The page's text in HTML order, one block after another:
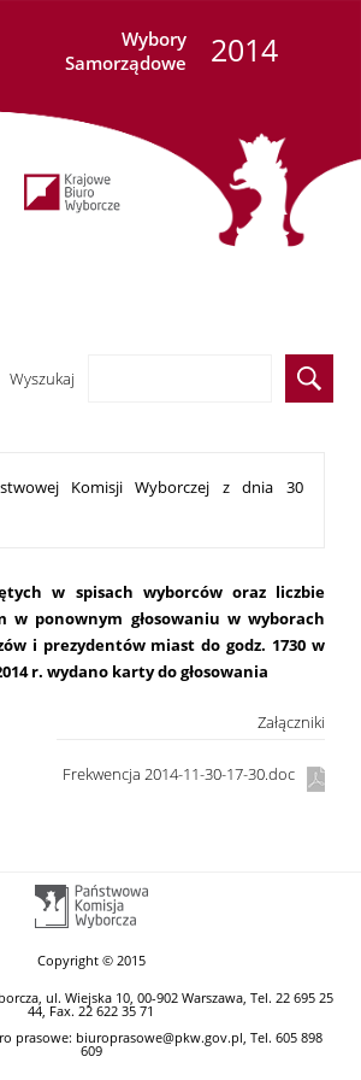
Wybory
Samorządowe
2014
Wyszukaj
Komisji Wyborczej z dnia 30
w spisach wyborców oraz liczbie
w ponownym głosowaniu w wyborach
i prezydentów miast do godz. 1730 w
r. wydano karty do głosowania
Załączniki
Frekwencja 2014-11-30-17-30.doc
Copyright © 2015
ul. Wiejska 10, 00-902 Warszawa, Tel. 22 695 25
44, Fax. 22 622 35 71
prasowe: biuroprasowe@pkw.gov.pl, Tel. 605 898
609